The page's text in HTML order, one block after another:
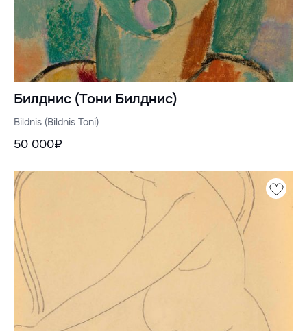
Билднис (Тони Билднис)
Bildnis (Bildnis Toni)
50 000₽